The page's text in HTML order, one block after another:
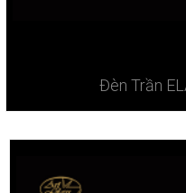
Đèn Trần